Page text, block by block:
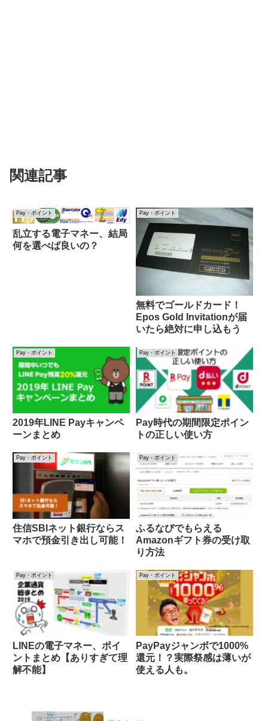
関連記事
Pay・ポイント
乱立する電子マネー、結局
何を選べば良いの？
Pay・ポイント
無料でゴールドカード！
Epos Gold Invitationが届
いたら絶対に申し込もう
Pay・ポイント
2019年LINE Payキャンペ
ーンまとめ
Pay・ポイント
Pay時代の期間限定ポイン
トの正しい使い方
Pay・ポイント
住信SBIネット銀行ならス
マホで預金引き出し可能！
Pay・ポイント
ふるなびでもらえる
Amazonギフト券の受け取
り方法
Pay・ポイント
LINEの電子マネー、ポイ
ントまとめ【ありすぎて理
解不能】
Pay・ポイント
PayPayジャンボで1000%
還元！？実際祭感は薄いが
使える人も。